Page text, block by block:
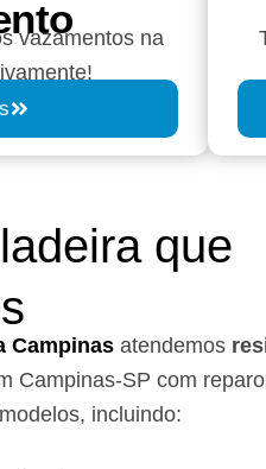
vazamentos na
que
Campinas atendemos
Campinas-SP com
incluindo: